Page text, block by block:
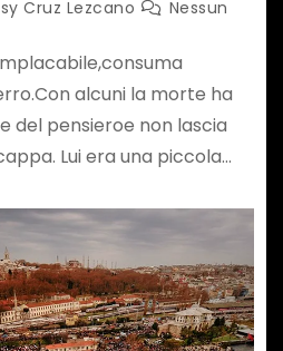
Cruz Lezcano
Nessun
alcuni la morte ha
del pensieroe non lascia
Lui era una piccola…